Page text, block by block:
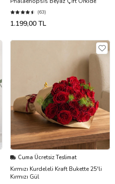
(63)
1.199,00 TL
Cuma Ücretsiz Teslimat
Kırmızı Kurdeleli Kraft Bukette 25'li
Kırmızı Gül